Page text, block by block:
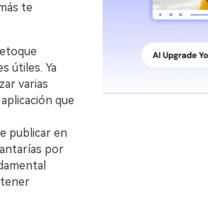
te
útiles.󠀲󠀡󠀡󠀤󠀧󠀢󠀧󠀤󠀣󠀳󠀰 Ya
varias
que
publicar en
por
tener